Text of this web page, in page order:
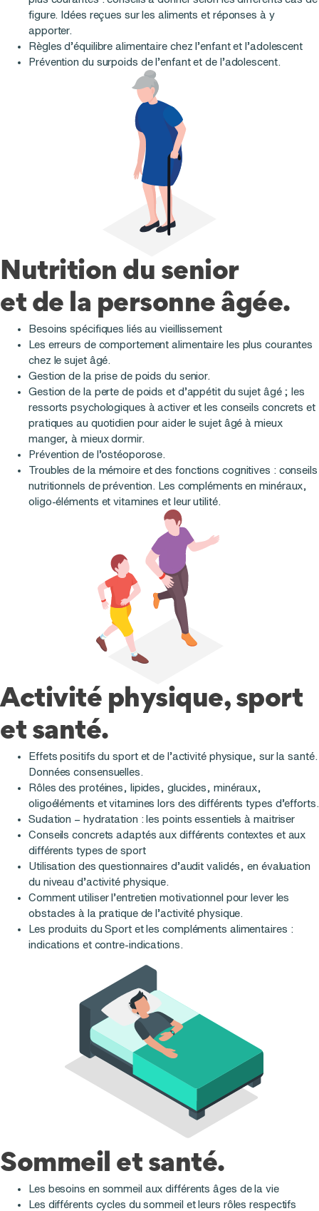
figure. Idées reçues sur les aliments et réponses à y
apporter.
Règles d’équilibre alimentaire chez l’enfant et l’adolescent
Prévention du surpoids de l’enfant et de l’adolescent.
Nutrition du senior
et de la personne âgée.
Besoins spécifiques liés au vieillissement
Les erreurs de comportement alimentaire les plus courantes
chez le sujet âgé.
Gestion de la prise de poids du senior.
Gestion de la perte de poids et d’appétit du sujet âgé ; les
ressorts psychologiques à activer et les conseils concrets et
pratiques au quotidien pour aider le sujet âgé à mieux
manger, à mieux dormir.
Prévention de l’ostéoporose.
Troubles de la mémoire et des fonctions cognitives : conseils
nutritionnels de prévention. Les compléments en minéraux,
oligo-éléments et vitamines et leur utilité.
Activité physique, sport
et santé.
Effets positifs du sport et de l’activité physique, sur la santé.
Données consensuelles.
Rôles des protéines, lipides, glucides, minéraux,
oligoéléments et vitamines lors des différents types d’efforts.
Sudation – hydratation : les points essentiels à maitriser
Conseils concrets adaptés aux différents contextes et aux
différents types de sport
Utilisation des questionnaires d’audit validés, en évaluation
du niveau d’activité physique.
Comment utiliser l’entretien motivationnel pour lever les
obstacles à la pratique de l’activité physique.
Les produits du Sport et les compléments alimentaires :
indications et contre-indications.
Sommeil et santé.
Les besoins en sommeil aux différents âges de la vie
Les différents cycles du sommeil et leurs rôles respectifs